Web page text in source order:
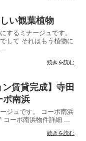
い観葉植物
するミナージュです。
して それはもう植物に
続きを読む
賃貸完成】寺田
ポ南浜
ジュです。 コーポ南浜
ーポ南浜物件詳細 ...
続きを読む